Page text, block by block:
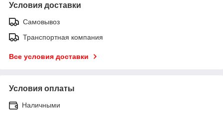
Условия доставки
Самовывоз
Транспортная компания
Все условия доставки
Условия оплаты
Наличными